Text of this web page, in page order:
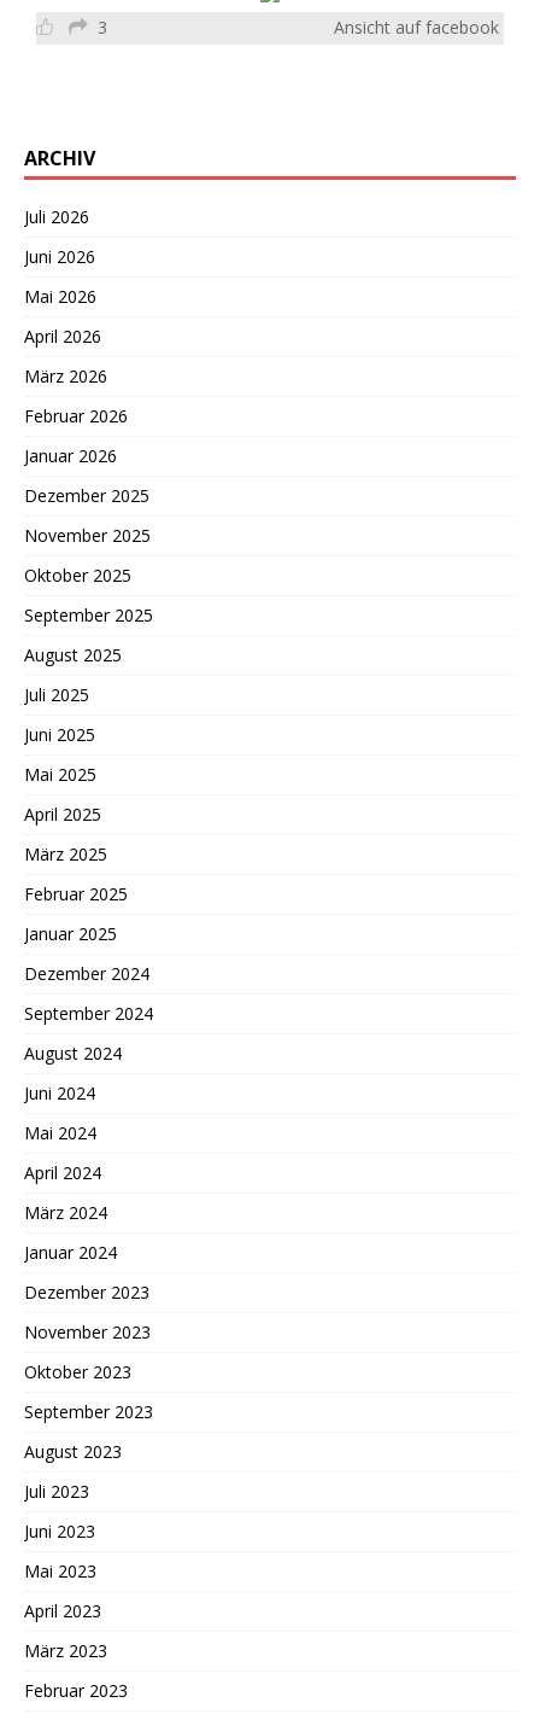
3 Ansicht auf facebook
ARCHIV
Juli 2026
Juni 2026
Mai 2026
April 2026
März 2026
Februar 2026
Januar 2026
Dezember 2025
November 2025
Oktober 2025
September 2025
August 2025
Juli 2025
Juni 2025
Mai 2025
April 2025
März 2025
Februar 2025
Januar 2025
Dezember 2024
September 2024
August 2024
Juni 2024
Mai 2024
April 2024
März 2024
Januar 2024
Dezember 2023
November 2023
Oktober 2023
September 2023
August 2023
Juli 2023
Juni 2023
Mai 2023
April 2023
März 2023
Februar 2023